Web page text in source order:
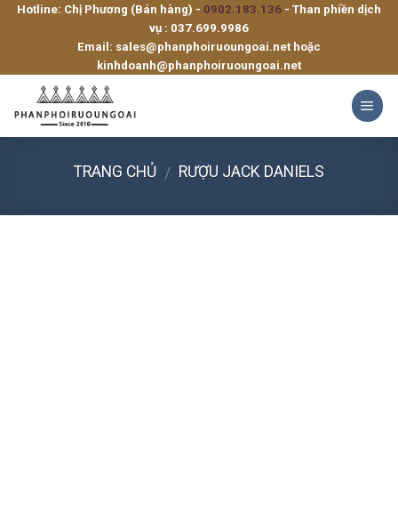
SkipHotline: Chị Phương (Bán hàng) - 0902.183.136 - Than phiền dịch
vụ : 037.699.9986
Email: sales@phanphoiruoungoai.net hoặc
kinhdoanh@phanphoiruoungoai.net
TRANG CHỦ / RƯỢU JACK DANIELS